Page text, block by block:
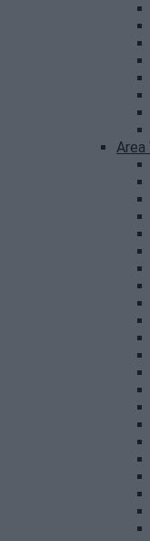
Area